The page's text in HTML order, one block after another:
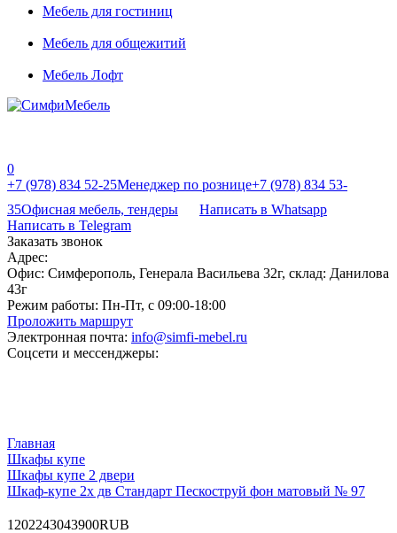
Мебель для гостиниц
Мебель для общежитий
Мебель Лофт
0
+7 (978) 834 52-25Менеджер по рознице+7 (978) 834 53-
35Офисная мебель, тендеры
Написать в Whatsapp
Написать в Telegram
Заказать звонок
Адрес:
Офис: Симферополь, Генерала Васильева 32г, склад: Данилова
43г
Режим работы: Пн-Пт, с 09:00-18:00
Проложить маршрут
Электронная почта: info@simfi-mebel.ru
Соцсети и мессенджеры:
Главная
Шкафы купе
Шкафы купе 2 двери
Шкаф-купе 2х дв Стандарт Пескоструй фон матовый № 97
1202243043900RUB